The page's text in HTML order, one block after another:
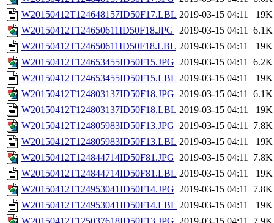
W20150412T124648157ID50F17.LBL 2019-03-15 04:11
19K
W20150412T124650611ID50F18.JPG 2019-03-15 04:11 6.1K
W20150412T124650611ID50F18.LBL 2019-03-15 04:11
19K
W20150412T124653455ID50F15.JPG 2019-03-15 04:11 6.2K
W20150412T124653455ID50F15.LBL 2019-03-15 04:11
19K
W20150412T124803137ID50F18.JPG 2019-03-15 04:11 6.1K
W20150412T124803137ID50F18.LBL 2019-03-15 04:11
19K
W20150412T124805983ID50F13.JPG 2019-03-15 04:11 7.8K
W20150412T124805983ID50F13.LBL 2019-03-15 04:11
19K
W20150412T124844714ID50F81.JPG 2019-03-15 04:11 7.8K
W20150412T124844714ID50F81.LBL 2019-03-15 04:11
19K
W20150412T124953041ID50F14.JPG 2019-03-15 04:11 7.8K
W20150412T124953041ID50F14.LBL 2019-03-15 04:11
19K